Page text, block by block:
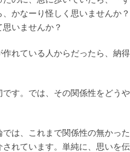
、かなーり怪しく思いませんか
いませんか？
れている人からだったら、納
す。では、その関係性をどう
は、これまで関係性の無かっ
れています。単純に、思いを